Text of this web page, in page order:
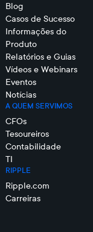
Blog
Casos de Sucesso
Informações do
Produto
Relatórios e Guias
Vídeos e Webinars
Eventos
Notícias
A QUEM SERVIMOS
CFOs
Tesoureiros
Contabilidade
TI
RIPPLE
Ripple.com
Carreiras